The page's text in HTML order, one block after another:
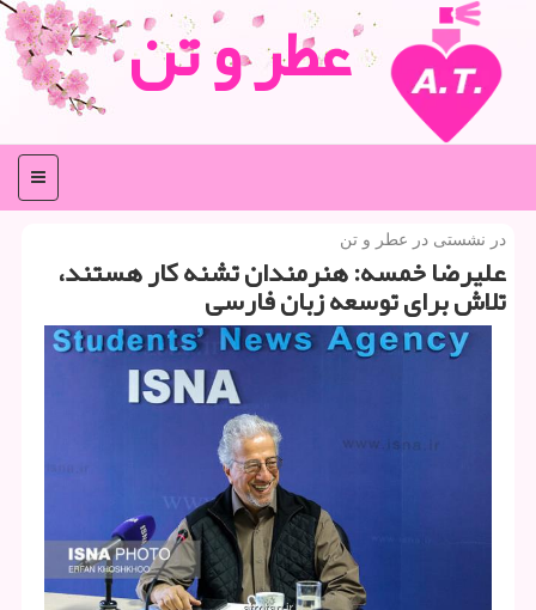
عطر و تن
منو
در نشستی در عطر و تن
علیرضا خمسه: هنرمندان تشنه كار هستند،
تلاش برای توسعه زبان فارسی